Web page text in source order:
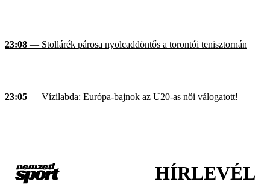
23:08 — Stollárék párosa nyolcaddöntős a torontói tenisztornán
23:05 — Vízilabda: Európa-bajnok az U20-as női válogatott!
HÍRLEVÉL